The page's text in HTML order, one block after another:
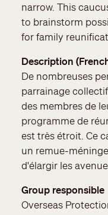
narrow. This
to brainstorm
for family
Description
De nombreuses
parrainage
des membres de
programme de
est très étroit. Ce
un remue-
d'élargir les
Group responsible
Overseas